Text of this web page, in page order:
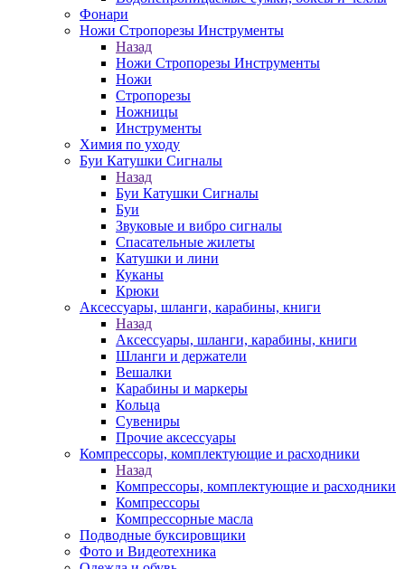
Фонари
Ножи Стропорезы Инструменты
Назад
Ножи Стропорезы Инструменты
Ножи
Стропорезы
Ножницы
Инструменты
Химия по уходу
Буи Катушки Сигналы
Назад
Буи Катушки Сигналы
Буи
Звуковые и вибро сигналы
Спасательные жилеты
Катушки и лини
Куканы
Крюки
Аксессуары, шланги, карабины, книги
Назад
Аксессуары, шланги, карабины, книги
Шланги и держатели
Вешалки
Карабины и маркеры
Кольца
Сувениры
Прочие аксессуары
Компрессоры, комплектующие и расходники
Назад
Компрессоры, комплектующие и расходники
Компрессоры
Компрессорные масла
Подводные буксировщики
Фото и Видеотехника